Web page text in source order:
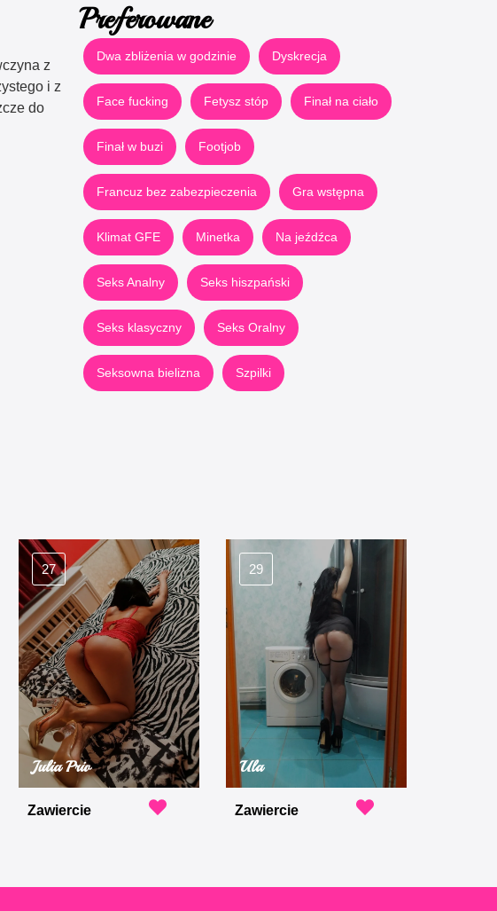
z
i z
do
Preferowane
Dwa zbliżenia w godzinie Dyskrecja
Face fucking Fetysz stóp Finał na ciało
Finał w buzi Footjob
Francuz bez zabezpieczenia Gra wstępna
Klimat GFE Minetka Na jeźdźca
Seks Analny Seks hiszpański
Seks klasyczny Seks Oralny
Seksowna bielizna Szpilki
27
Julia Priv
Zawiercie
29
Ula
Zawiercie